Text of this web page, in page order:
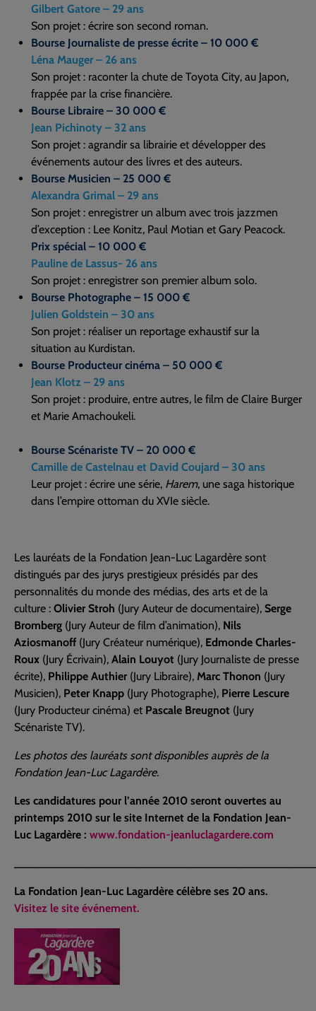
Gilbert Gatore – 29 ans
Son projet : écrire son second roman.
Bourse Journaliste de presse écrite – 10 000 €
Léna Mauger – 26 ans
Son projet : raconter la chute de Toyota City, au Japon,
frappée par la crise financière.
Bourse Libraire – 30 000 €
Jean Pichinoty – 32 ans
Son projet : agrandir sa librairie et développer des
événements autour des livres et des auteurs.
Bourse Musicien – 25 000 €
Alexandra Grimal – 29 ans
Son projet : enregistrer un album avec trois jazzmen
d’exception : Lee Konitz, Paul Motian et Gary Peacock.
Prix spécial – 10 000 €
Pauline de Lassus- 26 ans
Son projet : enregistrer son premier album solo.
Bourse Photographe – 15 000 €
Julien Goldstein – 30 ans
Son projet : réaliser un reportage exhaustif sur la
situation au Kurdistan.
Bourse Producteur cinéma – 50 000 €
Jean Klotz – 29 ans
Son projet : produire, entre autres, le film de Claire Burger
et Marie Amachoukeli.
Bourse Scénariste TV – 20 000 €
Camille de Castelnau et David Coujard – 30 ans
Leur projet : écrire une série, Harem, une saga historique
dans l’empire ottoman du XVIe siècle.
Les lauréats de la Fondation Jean-Luc Lagardère sont
distingués par des jurys prestigieux présidés par des
personnalités du monde des médias, des arts et de la
culture : Olivier Stroh (Jury Auteur de documentaire), Serge
Bromberg (Jury Auteur de film d’animation), Nils
Aziosmanoff (Jury Créateur numérique), Edmonde Charles-
Roux (Jury Écrivain), Alain Louyot (Jury Journaliste de presse
écrite), Philippe Authier(Jury Libraire), Marc Thonon (Jury
Musicien), Peter Knapp (Jury Photographe), Pierre Lescure
(Jury Producteur cinéma) et Pascale Breugnot (Jury
Scénariste TV).
Les photos des lauréats sont disponibles auprès de la
Fondation Jean-Luc Lagardère.
Les candidatures pour l’année 2010 seront ouvertes au
printemps 2010 sur le site Internet de la Fondation Jean-
Luc Lagardère : www.fondation-jeanluclagardere.com
La Fondation Jean-Luc Lagardère célèbre ses 20 ans.
Visitez le site événement.